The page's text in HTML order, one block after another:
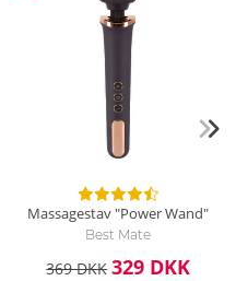
er helt ubeskadigede. Ellers
funktion. Kondomer er
Massagestav "Power Wand"
Best Mate
369 DKK 329 DKK